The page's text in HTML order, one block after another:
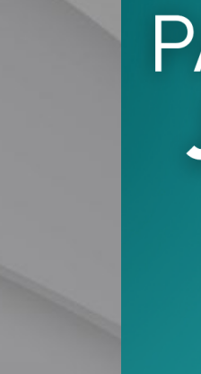
Contenido Patrocinado